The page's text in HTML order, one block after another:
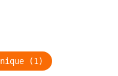
(1 )